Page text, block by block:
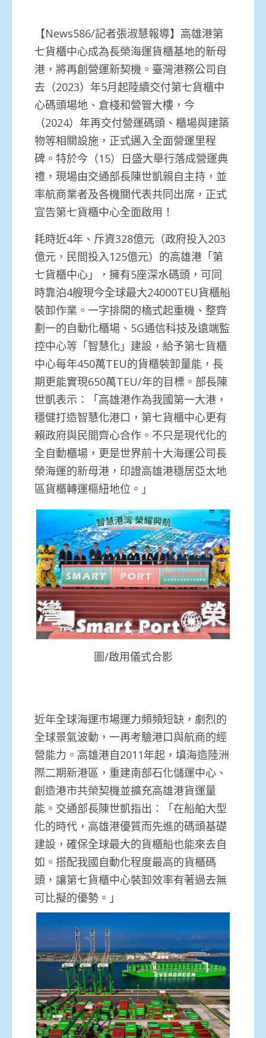
【News586/記者張淑慧報導】高雄港第
七貨櫃中心成為長榮海運貨櫃基地的新母
港，將再創營運新契機。臺灣港務公司自
去（2023）年5月起陸續交付第七貨櫃中
心碼頭場地、倉棧和營管大樓，今
（2024）年再交付營運碼頭、櫃場與建築
物等相關設施，正式邁入全面營運里程
碑。特於今（15）日盛大舉行落成營運典
禮，現場由交通部長陳世凱親自主持，並
率航商業者及各機關代表共同出席，正式
宣告第七貨櫃中心全面啟用！
耗時近4年、斥資328億元（政府投入203
億元，民間投入125億元）的高雄港「第
七貨櫃中心」，擁有5座深水碼頭，可同
時靠泊4艘現今全球最大24000TEU貨櫃船
裝卸作業。一字排開的橋式起重機、整齊
劃一的自動化櫃場、5G通信科技及遠端監
控中心等「智慧化」建設，給予第七貨櫃
中心每年450萬TEU的貨櫃裝卸量能，長
期更能實現650萬TEU/年的目標。部長陳
世凱表示：「高雄港作為我國第一大港，
穩健打造智慧化港口，第七貨櫃中心更有
賴政府與民間齊心合作。不只是現代化的
全自動櫃場，更是世界前十大海運公司長
榮海運的新母港，印證高雄港穩居亞太地
區貨櫃轉運樞紐地位。」
圖/啟用儀式合影
近年全球海運市場運力頻頻短缺，劇烈的
全球景氣波動，一再考驗港口與航商的經
營能力。高雄港自2011年起，填海造陸洲
際二期新港區，重建南部石化儲運中心、
創造港市共榮契機並擴充高雄港貨運量
能。交通部長陳世凱指出：「在船舶大型
化的時代，高雄港優質而先進的碼頭基礎
建設，確保全球最大的貨櫃船也能來去自
如。搭配我國自動化程度最高的貨櫃碼
頭，讓第七貨櫃中心裝卸效率有著過去無
可比擬的優勢。」